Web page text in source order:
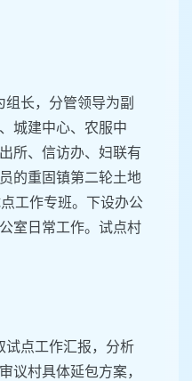
长，分管领导为副
城建中心、农服中
所、信访办、妇联有
的重固镇第二轮土地
工作专班。下设办公
室日常工作。试点村
试点工作汇报，分析
议村具体延包方案，